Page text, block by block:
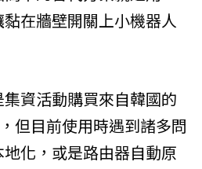
黏在牆壁開關上小機器人
資活動購買來自韓國的
但目前使用時遇到諸多問
化，或是路由器自動原